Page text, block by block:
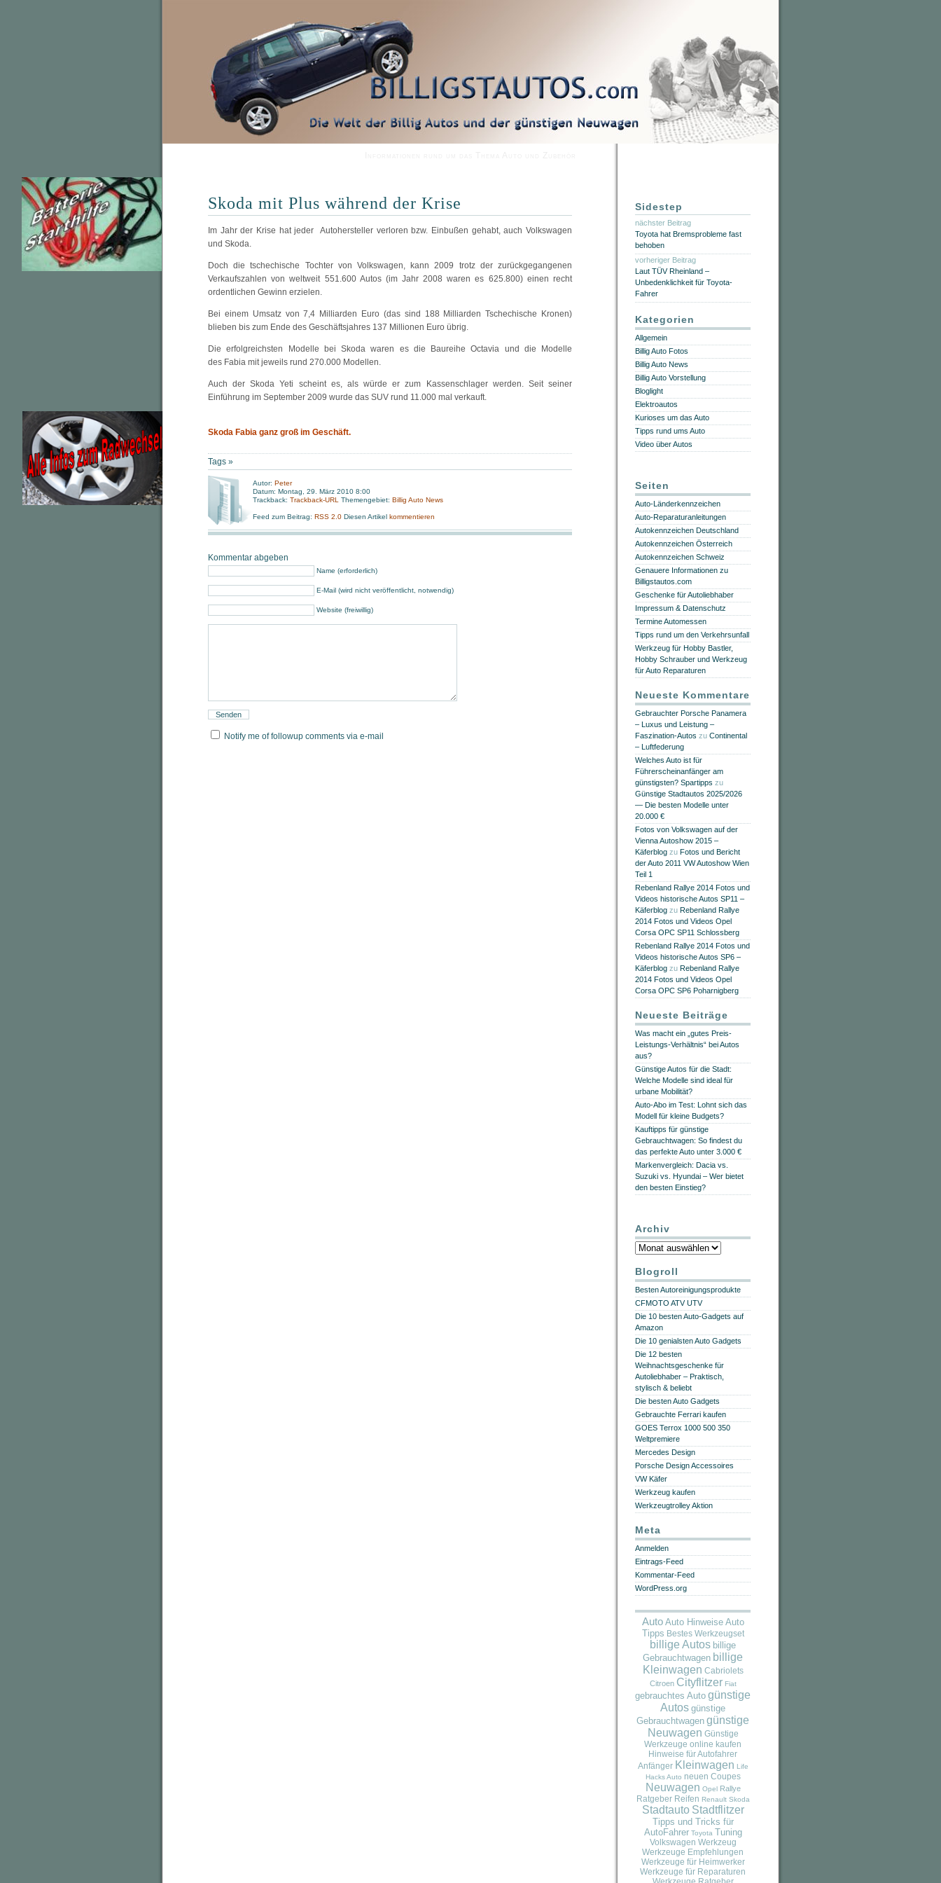
Skoda mit Plus während der Krise
Im Jahr der Krise hat jeder Autohersteller verloren bzw. Einbußen gehabt, auch Volkswagen
und Skoda.
Doch die tschechische Tochter von Volkswagen, kann 2009 trotz der zurückgegangenen
Verkaufszahlen von weltweit 551.600 Autos (im Jahr 2008 waren es 625.800) einen recht
ordentlichen Gewinn erzielen.
Bei einem Umsatz von 7,4 Milliarden Euro (das sind 188 Milliarden Tschechische Kronen)
blieben bis zum Ende des Geschäftsjahres 137 Millionen Euro übrig.
Die erfolgreichsten Modelle bei Skoda waren es die Baureihe Octavia und die Modelle
des Fabia mit jeweils rund 270.000 Modellen.
Auch der Skoda Yeti scheint es, als würde er zum Kassenschlager werden. Seit seiner
Einführung im September 2009 wurde das SUV rund 11.000 mal verkauft.
Skoda Fabia ganz groß im Geschäft.
Tags »
Autor: Peter
Datum: Montag, 29. März 2010 8:00
Trackback: Trackback-URL Themengebiet: Billig Auto News
Feed zum Beitrag: RSS 2.0 Diesen Artikel kommentieren
Kommentar abgeben
Name (erforderlich)
E-Mail (wird nicht veröffentlicht, notwendig)
Website (freiwillig)
Notify me of followup comments via e-mail
Sidestep
nächster Beitrag
Toyota hat Bremsprobleme fast
behoben
vorheriger Beitrag
Laut TÜV Rheinland –
Unbedenklichkeit für Toyota-
Fahrer
Kategorien
Allgemein
Billig Auto Fotos
Billig Auto News
Billig Auto Vorstellung
Bloglight
Elektroautos
Kurioses um das Auto
Tipps rund ums Auto
Video über Autos
Seiten
Auto-Länderkennzeichen
Auto-Reparaturanleitungen
Autokennzeichen Deutschland
Autokennzeichen Österreich
Autokennzeichen Schweiz
Genauere Informationen zu
Billigstautos.com
Geschenke für Autoliebhaber
Impressum & Datenschutz
Termine Automessen
Tipps rund um den Verkehrsunfall
Werkzeug für Hobby Bastler,
Hobby Schrauber und Werkzeug
für Auto Reparaturen
Neueste Kommentare
Gebrauchter Porsche Panamera
– Luxus und Leistung –
Faszination-Autos zu Continental
– Luftfederung
Welches Auto ist für
Führerscheinanfänger am
günstigsten? Spartipps zu
Günstige Stadtautos 2025/2026
— Die besten Modelle unter
20.000 €
Fotos von Volkswagen auf der
Vienna Autoshow 2015 –
Käferblog zu Fotos und Bericht
der Auto 2011 VW Autoshow Wien
Teil 1
Rebenland Rallye 2014 Fotos und
Videos historische Autos SP11 –
Käferblog zu Rebenland Rallye
2014 Fotos und Videos Opel
Corsa OPC SP11 Schlossberg
Rebenland Rallye 2014 Fotos und
Videos historische Autos SP6 –
Käferblog zu Rebenland Rallye
2014 Fotos und Videos Opel
Corsa OPC SP6 Poharnigberg
Neueste Beiträge
Was macht ein „gutes Preis-
Leistungs-Verhältnis“ bei Autos
aus?
Günstige Autos für die Stadt:
Welche Modelle sind ideal für
urbane Mobilität?
Auto-Abo im Test: Lohnt sich das
Modell für kleine Budgets?
Kauftipps für günstige
Gebrauchtwagen: So findest du
das perfekte Auto unter 3.000 €
Markenvergleich: Dacia vs.
Suzuki vs. Hyundai – Wer bietet
den besten Einstieg?
Archiv
Archiv
Blogroll
Besten Autoreinigungsprodukte
CFMOTO ATV UTV
Die 10 besten Auto-Gadgets auf
Amazon
Die 10 genialsten Auto Gadgets
Die 12 besten
Weihnachtsgeschenke für
Autoliebhaber – Praktisch,
stylisch & beliebt
Die besten Auto Gadgets
Gebrauchte Ferrari kaufen
GOES Terrox 1000 500 350
Weltpremiere
Mercedes Design
Porsche Design Accessoires
VW Käfer
Werkzeug kaufen
Werkzeugtrolley Aktion
Meta
Anmelden
Eintrags-Feed
Kommentar-Feed
WordPress.org
Auto Auto Hinweise Auto
Tipps Bestes Werkzeugset
billige Autos billige
Gebrauchtwagen billige
Kleinwagen Cabriolets
Citroen Cityflitzer Fiat
gebrauchtes Auto günstige
Autos günstige
Gebrauchtwagen günstige
Neuwagen Günstige
Werkzeuge online kaufen
Hinweise für Autofahrer
Anfänger Kleinwagen Life
Hacks Auto neuen Coupes
Neuwagen Opel Rallye
Ratgeber Reifen Renault Skoda
Stadtauto Stadtflitzer
Tipps und Tricks für
AutoFahrer Toyota Tuning
Volkswagen Werkzeug
Werkzeuge Empfehlungen
Werkzeuge für Heimwerker
Werkzeuge für Reparaturen